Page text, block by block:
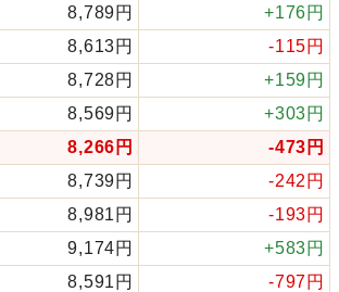
8,789円
+176円
8,613円
-115円
8,728円
+159円
8,569円
+303円
8,266円
-473円
8,739円
-242円
8,981円
-193円
9,174円
+583円
8,591円
-797円